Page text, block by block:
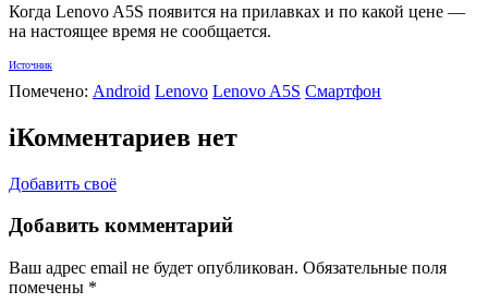
Когда Lenovo A5S появится на прилавках и по какой цене —
на настоящее время не сообщается.
Источник
Помечено: Android Lenovo Lenovo A5S Смартфон
iКомментариев нет
Добавить своё
Добавить комментарий
Ваш адрес email не будет опубликован. Обязательные поля
помечены *